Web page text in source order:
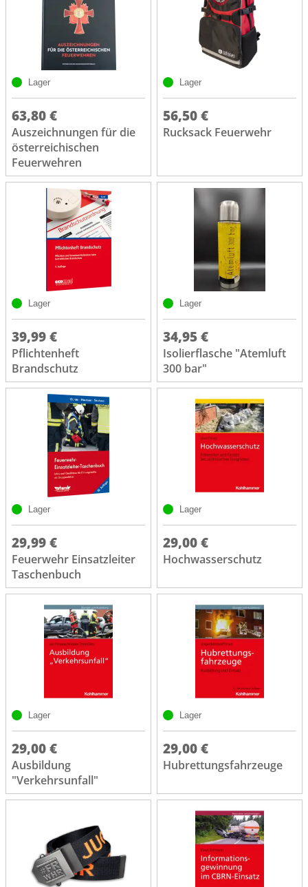
Lager
63,80 €
Auszeichnungen für die
österreichischen
Feuerwehren
Lager
56,50 €
Rucksack Feuerwehr
Lager
39,99 €
Pflichtenheft
Brandschutz
Lager
34,95 €
Isolierflasche "Atemluft
300 bar"
Lager
29,99 €
Feuerwehr Einsatzleiter
Taschenbuch
Lager
29,00 €
Hochwasserschutz
Lager
29,00 €
Ausbildung
"Verkehrsunfall"
Lager
29,00 €
Hubrettungsfahrzeuge